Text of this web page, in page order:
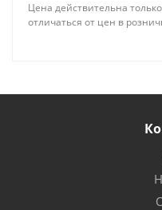
Цена действительна
отличаться от цен в